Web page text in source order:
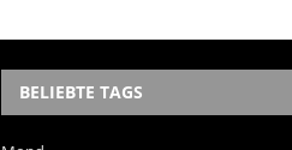
BELIEBTE TAGS